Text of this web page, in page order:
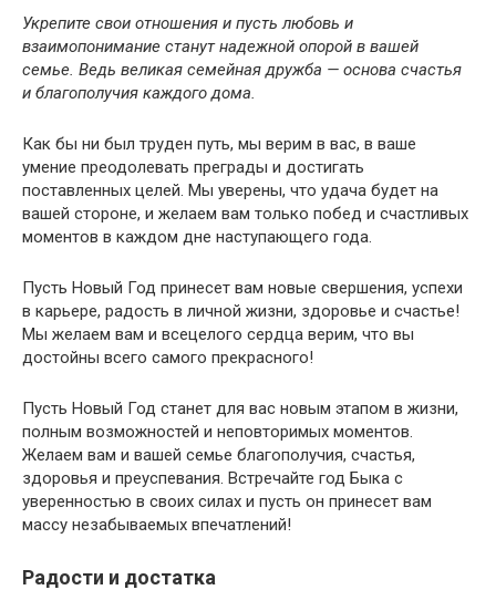
Укрепите свои отношения и пусть любовь и
взаимопонимание станут надежной опорой в вашей
семье. Ведь великая семейная дружба — основа счастья
и благополучия каждого дома.
Как бы ни был труден путь, мы верим в вас, в ваше
умение преодолевать преграды и достигать
поставленных целей. Мы уверены, что удача будет на
вашей стороне, и желаем вам только побед и счастливых
моментов в каждом дне наступающего года.
Пусть Новый Год принесет вам новые свершения, успехи
в карьере, радость в личной жизни, здоровье и счастье!
Мы желаем вам и всецелого сердца верим, что вы
достойны всего самого прекрасного!
Пусть Новый Год станет для вас новым этапом в жизни,
полным возможностей и неповторимых моментов.
Желаем вам и вашей семье благополучия, счастья,
здоровья и преуспевания. Встречайте год Быка с
уверенностью в своих силах и пусть он принесет вам
массу незабываемых впечатлений!
Радости и достатка